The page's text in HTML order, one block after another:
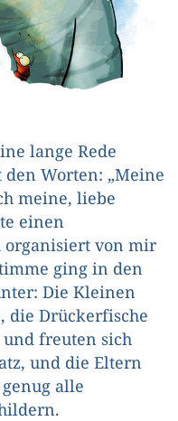
lange Rede
Worten: „Meine
meine, liebe
einen
organisiert von mir
ging in den
Die Kleinen
die Drückerfische
freuten sich
und die Eltern
alle